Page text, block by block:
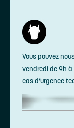
Vous pouvez
vendredi de 9h à
cas d’urgence